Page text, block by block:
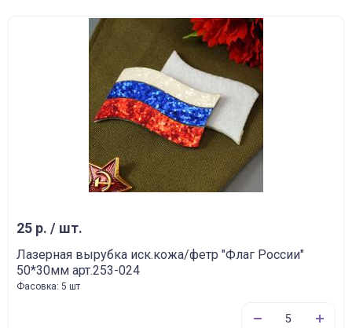
25 р. / шт.
Лазерная вырубка иск.кожа/фетр "Флаг России"
50*30мм арт.253-024
Фасовка: 5 шт